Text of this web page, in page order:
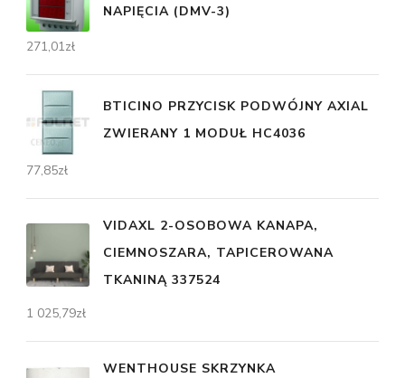
NAPIĘCIA (DMV-3)
271,01zł
BTICINO PRZYCISK PODWÓJNY AXIAL
ZWIERANY 1 MODUŁ HC4036
77,85zł
VIDAXL 2-OSOBOWA KANAPA,
CIEMNOSZARA, TAPICEROWANA
TKANINĄ 337524
1 025,79zł
WENTHOUSE SKRZYNKA